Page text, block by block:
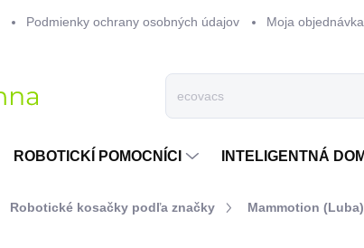
Podmienky ochrany osobných údajov Moja objednávka
ROBOTICKÍ POMOCNÍCI INTELIGENTNÁ
Robotické kosačky podľa značky Mammotion (Luba)